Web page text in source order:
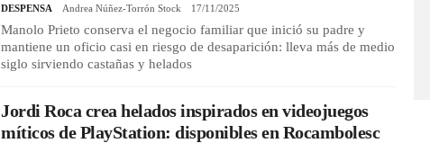
DESPENSA Andrea Núñez-Torrón Stock 17/11/2025
Manolo Prieto conserva el negocio familiar que inició su padre y
mantiene un oficio casi en riesgo de desaparición: lleva más de medio
siglo sirviendo castañas y helados
Jordi Roca crea helados inspirados en videojuegos
míticos de PlayStation: disponibles en Rocambolesc